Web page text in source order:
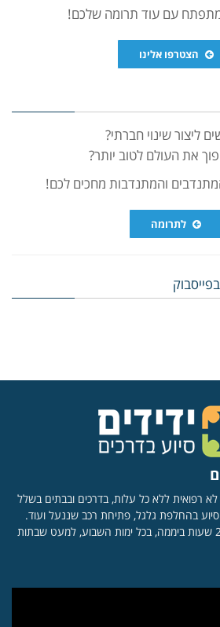
עם עוד תרומה שלכם!
הצטרפו אלינו
ליצור שינוי חברתי?
את העולם לטוב יותר?
לתרומה
רפואית ללא כל עלות, בדרכים ובבתים בשלל
בהחלפת גלגל, פתיחת רכב שננעל ועוד.
הארגון מספק עזרה לזולת 24 שעות ביממה, בכל ימות השבוע, למעט שבתות